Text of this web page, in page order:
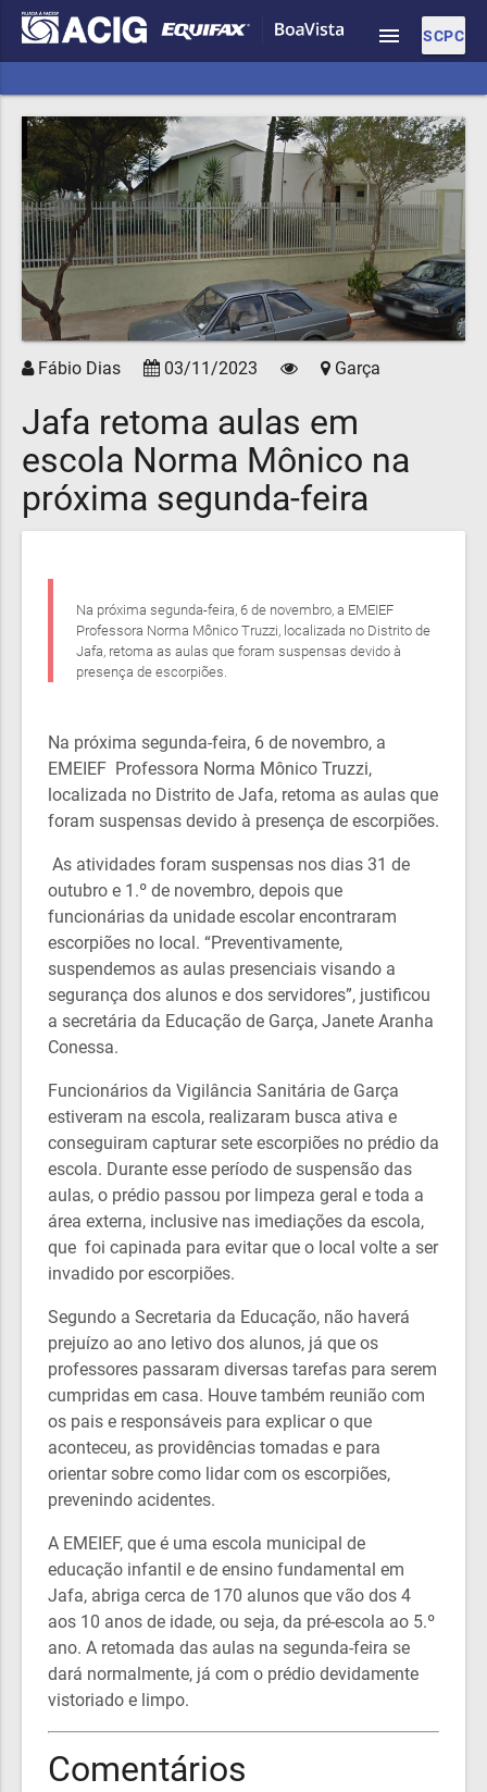
SCPC
menu
Fábio Dias 03/11/2023 Garça
Jafa retoma aulas em
escola Norma Mônico na
próxima segunda-feira
Na próxima segunda-feira, 6 de novembro, a EMEIEF
Professora Norma Mônico Truzzi, localizada no Distrito de
Jafa, retoma as aulas que foram suspensas devido à
presença de escorpiões.
Na próxima segunda-feira, 6 de novembro, a
EMEIEF Professora Norma Mônico Truzzi,
localizada no Distrito de Jafa, retoma as aulas que
foram suspensas devido à presença de escorpiões.
As atividades foram suspensas nos dias 31 de
outubro e 1.º de novembro, depois que
funcionárias da unidade escolar encontraram
escorpiões no local. “Preventivamente,
suspendemos as aulas presenciais visando a
segurança dos alunos e dos servidores”, justificou
a secretária da Educação de Garça, Janete Aranha
Conessa.
Funcionários da Vigilância Sanitária de Garça
estiveram na escola, realizaram busca ativa e
conseguiram capturar sete escorpiões no prédio da
escola. Durante esse período de suspensão das
aulas, o prédio passou por limpeza geral e toda a
área externa, inclusive nas imediações da escola,
que foi capinada para evitar que o local volte a ser
invadido por escorpiões.
Segundo a Secretaria da Educação, não haverá
prejuízo ao ano letivo dos alunos, já que os
professores passaram diversas tarefas para serem
cumpridas em casa. Houve também reunião com
os pais e responsáveis para explicar o que
aconteceu, as providências tomadas e para
orientar sobre como lidar com os escorpiões,
prevenindo acidentes.
A EMEIEF, que é uma escola municipal de
educação infantil e de ensino fundamental em
Jafa, abriga cerca de 170 alunos que vão dos 4
aos 10 anos de idade, ou seja, da pré-escola ao 5.º
ano. A retomada das aulas na segunda-feira se
dará normalmente, já com o prédio devidamente
vistoriado e limpo.
Comentários